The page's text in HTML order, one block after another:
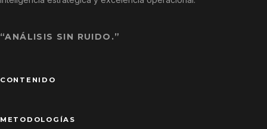
“ANÁLISIS SIN RUIDO.”
CONTENIDO
METODOLOGÍAS